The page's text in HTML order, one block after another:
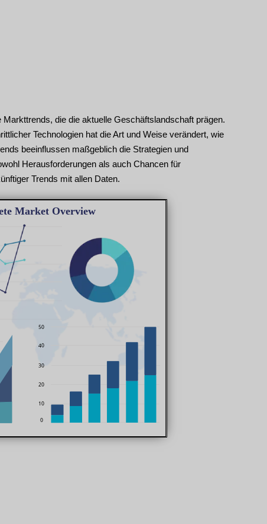
die die aktuelle Geschäftslandschaft prägen.
Technologien hat die Art und Weise verändert, wie
beeinflussen maßgeblich die Strategien und
Herausforderungen als auch Chancen für
Trends mit allen Daten.